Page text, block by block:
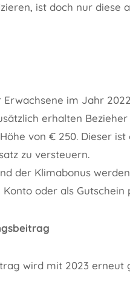
ist doch nur diese
im Jahr 2022
erhalten
von € 250. Dieser
zu versteuern.
der Klimabonus
oder als Gutschein
wird mit 2023 erneut